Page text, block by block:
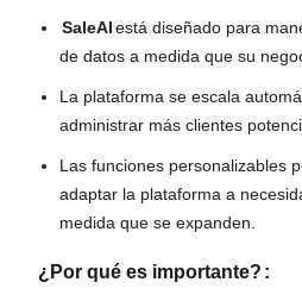
SaleAIestá diseñado para
de datos a medida que su
La plataforma se escala
administrar más clientes
Las funciones personalizables
adaptar la plataforma a
medida que se expanden.
¿Por qué es importante? :